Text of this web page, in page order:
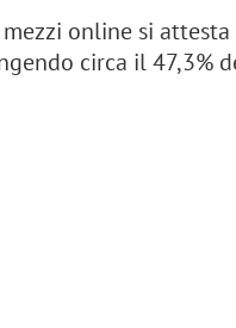
online si attesta
circa il 47,3%